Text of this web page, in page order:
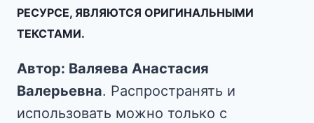
РЕСУРСЕ, ЯВЛЯЮТСЯ ОРИГИНАЛЬНЫМИ
ТЕКСТАМИ.
Автор: Валяева Анастасия
Валерьевна. Распространять и
использовать можно только с